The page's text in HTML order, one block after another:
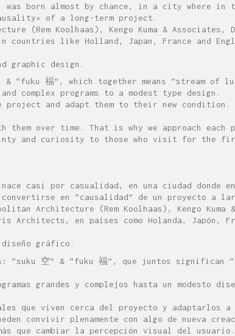
born almost by chance, in a city where in
of a long-term project.
(Rem Koolhaas), Kengo Kuma & Associates,
like Holland, Japan, France and
graphic design.
“fuku 福”, which together means “stream of
complex programs to a modest type design.
and adapt them to their new condition.
over time. That is why we approach each
and curiosity to those who visit for the
casi por casualidad, en una ciudad donde
en “causalidad” de un proyecto a
Architecture (Rem Koolhaas), Kengo Kuma &
Architects, en países como Holanda, Japón,
gráfico.
“suku 空” & “fuku 福”, que juntos significan
grandes y complejos hasta un modesto
que viven cerca del proyecto y adaptarlos a
convivir plenamente con algo de nueva
que cambiar la percepción visual del usuario.